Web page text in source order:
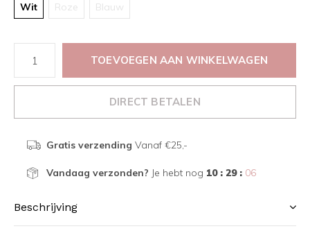
Wit Roze Blauw
TOEVOEGEN AAN WINKELWAGEN
DIRECT BETALEN
Gratis verzending Vanaf €25,-
Vandaag verzonden? Je hebt nog 10 : 29 : 06
Beschrijving